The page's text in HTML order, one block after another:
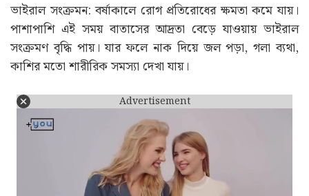
ভাইরাল সংক্রমন: বর্ষাকালে রোগ প্রতিরোধের ক্ষমতা কমে যায়।
পাশাপাশি এই সময় বাতাসের আদ্রতা বেড়ে যাওয়ায় ভাইরাল
সংক্রমণ বৃদ্ধি পায়। যার ফলে নাক দিয়ে জল পড়া, গলা ব্যথা,
কাশির মতো শারীরিক সমস্যা দেখা যায়।
Advertisement